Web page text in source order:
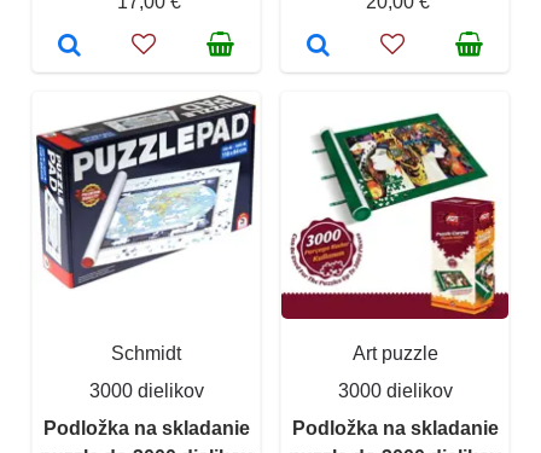
Schmidt
3000 dielikov
Podložka na skladanie
Art puzzle
3000 dielikov
Podložka na skladanie